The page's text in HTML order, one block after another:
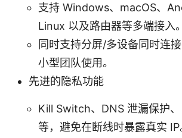
支持 Windows、macOS、
Linux 以及路由器等多端接入。
同时支持分屏/多设备同时连
小型团队使用。
先进的隐私功能
Kill Switch、DNS 泄漏保护
等，避免在断线时暴露真实 IP